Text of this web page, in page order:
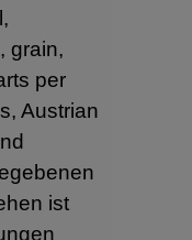
grain,
per
Austrian
ist